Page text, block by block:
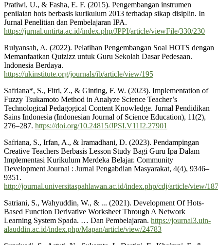
Pratiwi, U., & Fasha, E. F. (2015). Pengembangan instrumen
penilaian hots berbasis kurikulum 2013 terhadap sikap disiplin. In
Jurnal Penelitian dan Pembelajaran IPA.
https://jurnal.untirta.ac.id/index.php/JPPI/article/viewFile/330/230
Rulyansah, A. (2022). Pelatihan Pengembangan Soal HOTS dengan
Memanfaatkan Quizizz untuk Guru Sekolah Dasar Pedesaan.
Indonesia Berdaya.
https://ukinstitute.org/journals/ib/article/view/195
Safriana*, S., Fitri, Z., & Ginting, F. W. (2023). Implementation of
Fuzzy Tsukamoto Method in Analyze Science Teacher’s
Technological Pedagogical Content Knowledge. Jurnal Pendidikan
Sains Indonesia (Indonesian Journal of Science Education), 11(2),
276–287. https://doi.org/10.24815/JPSI.V11I2.27901
Safriana, S., Irfan, A., & Iramadhani, D. (2023). Pendampingan
Creative Teachers Berbasis Lesson Study Bagi Guru Ipa Dalam
Implementasi Kurikulum Merdeka Belajar. Community
Development Journal : Jurnal Pengabdian Masyarakat, 4(4), 9346–
9351.
http://journal.universitaspahlawan.ac.id/index.php/cdj/article/view/
Satriani, S., Wahyuddin, W., & ... (2021). Development Of Hots-
Based Function Derivative Worksheet Through A Network
Learning System Spada. … Dan Pembelajaran. https://journal3.uin-
alauddin.ac.id/index.php/Mapan/article/view/24783